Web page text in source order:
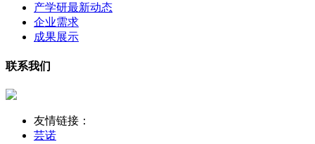
产学研最新动态
企业需求
成果展示
联系我们
友情链接：
芸诺